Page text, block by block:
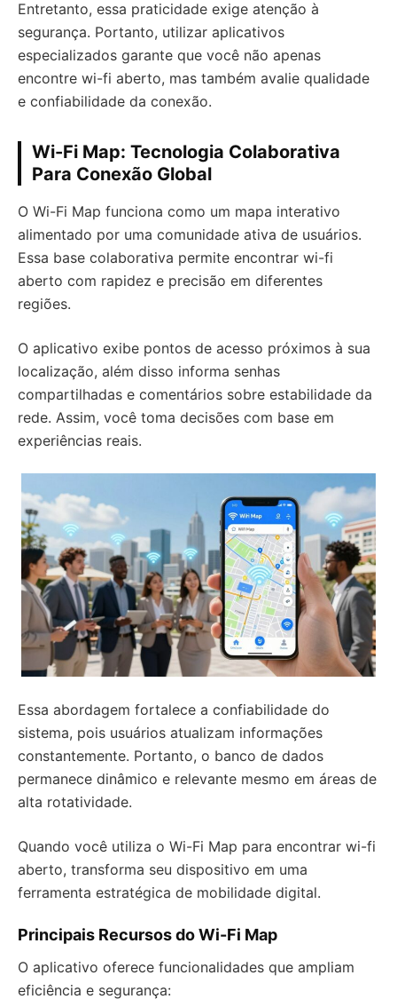
Entretanto, essa praticidade exige atenção à
segurança. Portanto, utilizar aplicativos
especializados garante que você não apenas
encontre wi-fi aberto, mas também avalie qualidade
e confiabilidade da conexão.
Wi-Fi Map: Tecnologia Colaborativa
Para Conexão Global
O Wi-Fi Map funciona como um mapa interativo
alimentado por uma comunidade ativa de usuários.
Essa base colaborativa permite encontrar wi-fi
aberto com rapidez e precisão em diferentes
regiões.
O aplicativo exibe pontos de acesso próximos à sua
localização, além disso informa senhas
compartilhadas e comentários sobre estabilidade da
rede. Assim, você toma decisões com base em
experiências reais.
Essa abordagem fortalece a confiabilidade do
sistema, pois usuários atualizam informações
constantemente. Portanto, o banco de dados
permanece dinâmico e relevante mesmo em áreas de
alta rotatividade.
Quando você utiliza o Wi-Fi Map para encontrar wi-fi
aberto, transforma seu dispositivo em uma
ferramenta estratégica de mobilidade digital.
Principais Recursos do Wi-Fi Map
O aplicativo oferece funcionalidades que ampliam
eficiência e segurança: